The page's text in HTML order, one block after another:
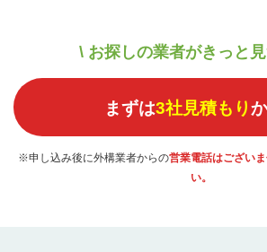
\ お探しの業者がきっと
まずは3社見積もり
※申し込み後に外構業者からの営業電話はござい
い。